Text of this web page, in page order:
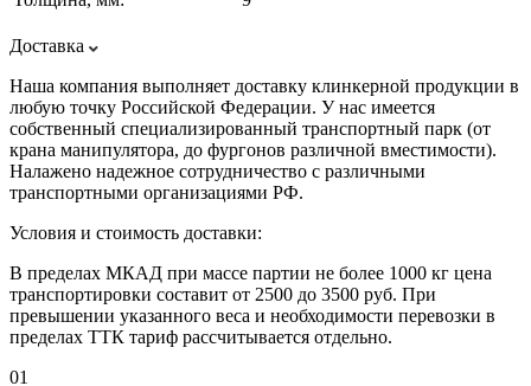
Доставка
Наша компания выполняет доставку клинкерной продукции в
любую точку Российской Федерации. У нас имеется
собственный специализированный транспортный парк (от
крана манипулятора, до фургонов различной вместимости).
Налажено надежное сотрудничество с различными
транспортными организациями РФ.
Условия и стоимость доставки:
В пределах МКАД при массе партии не более 1000 кг цена
транспортировки составит от 2500 до 3500 руб. При
превышении указанного веса и необходимости перевозки в
пределах ТТК тариф рассчитывается отдельно.
01